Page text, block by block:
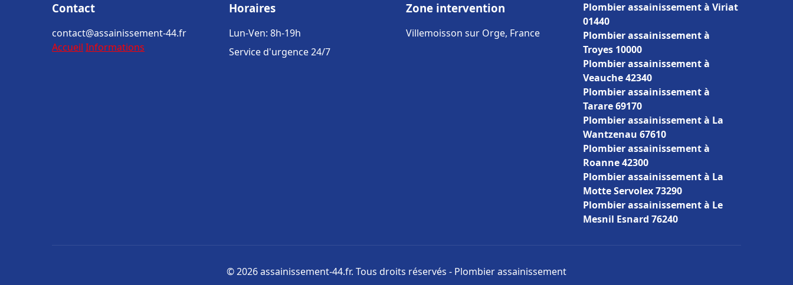
Contact
contact@assainissement-44.fr
Accueil Informations
Horaires
Lun-Ven: 8h-19h
Service d'urgence 24/7
Zone intervention
Villemoisson sur Orge, France
Plombier assainissement à Viriat
01440
Plombier assainissement à
Troyes 10000
Plombier assainissement à
Veauche 42340
Plombier assainissement à
Tarare 69170
Plombier assainissement à La
Wantzenau 67610
Plombier assainissement à
Roanne 42300
Plombier assainissement à La
Motte Servolex 73290
Plombier assainissement à Le
Mesnil Esnard 76240
© 2026 assainissement-44.fr. Tous droits réservés - Plombier assainissement